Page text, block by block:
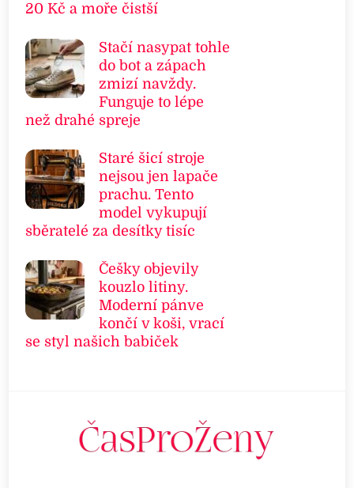
20 Kč a moře čistší
Stačí nasypat tohle
do bot a zápach
zmizí navždy.
Funguje to lépe
než drahé spreje
Staré šicí stroje
nejsou jen lapače
prachu. Tento
model vykupují
sběratelé za desítky tisíc
Češky objevily
kouzlo litiny.
Moderní pánve
končí v koši, vrací
se styl našich babiček